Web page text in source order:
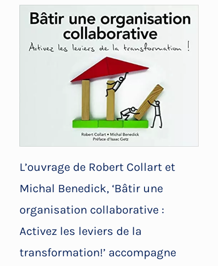
L’ouvrage de Robert Collart et
Michal Benedick, ‘Bâtir une
organisation collaborative :
Activez les leviers de la
transformation!’ accompagne